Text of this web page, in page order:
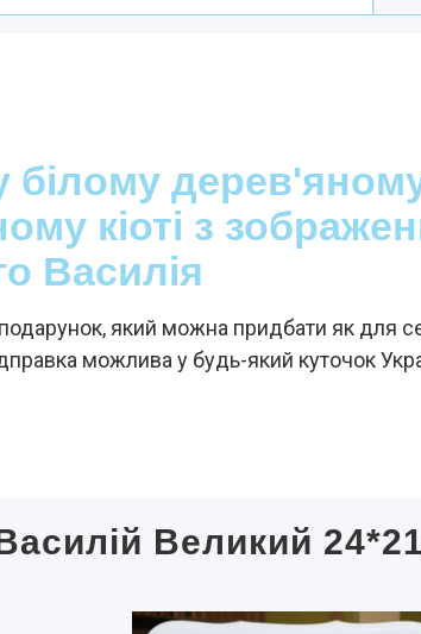
білому
кіоті з
Василія
який можна придбати як для
можлива у будь-який куточок
Великий